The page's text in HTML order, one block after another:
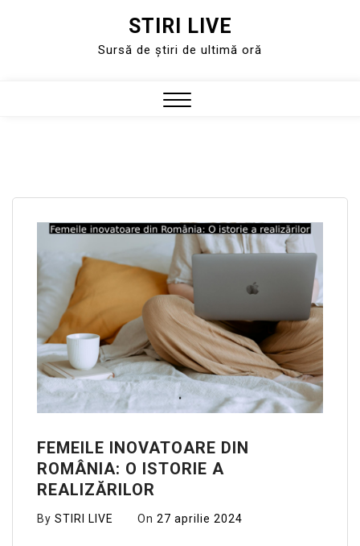
STIRI LIVE
Sursă de știri de ultimă oră
FEMEILE INOVATOARE DIN
ROMÂNIA: O ISTORIE A
REALIZĂRILOR
By STIRI LIVE On 27 aprilie 2024